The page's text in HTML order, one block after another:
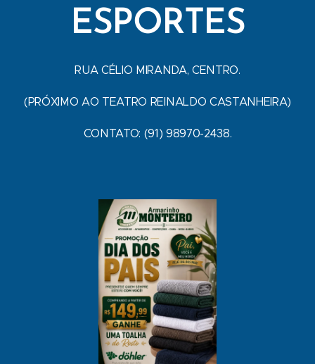
ESPORTES
RUA CÉLIO MIRANDA, CENTRO.
(PRÓXIMO AO TEATRO REINALDO CASTANHEIRA)
CONTATO: (91) 98970-2438.